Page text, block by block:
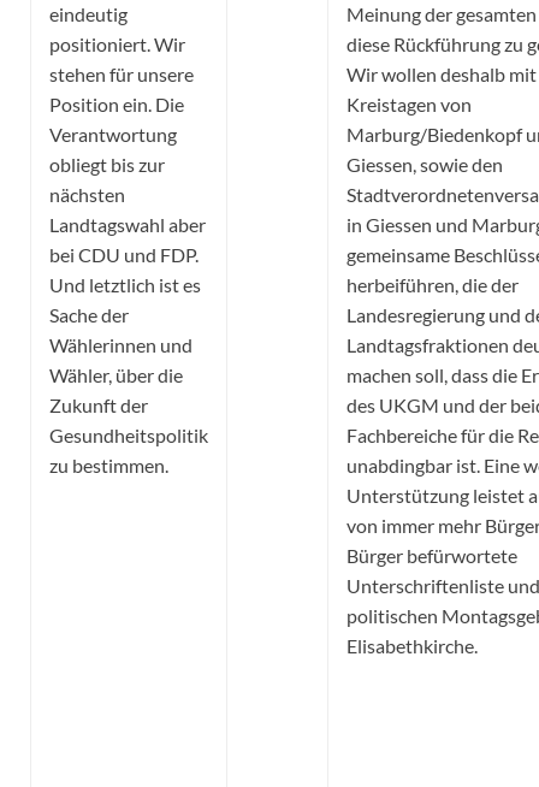
eindeutig
positioniert. Wir
stehen für unsere
Position ein. Die
Verantwortung
obliegt bis zur
nächsten
Landtagswahl aber
bei CDU und FDP.
Und letztlich ist es
Sache der
Wählerinnen und
Wähler, über die
Zukunft der
Gesundheitspolitik
zu bestimmen.
Meinung der
diese Rückführung zu
Wir wollen deshalb
Kreistagen von
Marburg/Biedenkopf
Giessen, sowie den
in Giessen und
gemeinsame
herbeiführen, die der
Landesregierung und
Landtagsfraktionen
machen soll, dass die
des UKGM und der
Fachbereiche für die
unabdingbar ist. Eine
Unterstützung leistet
von immer mehr
Bürger befürwortete
Unterschriftenliste
politischen
Elisabethkirche.